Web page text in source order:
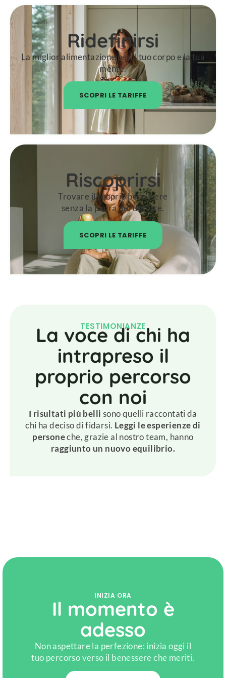
Ridefinirsi
La miglior alimentazione per il tuo corpo e la tua
mente.
SCOPRI LE TARIFFE
Riscoprirsi
Trovare il proprio benessere
senza la paura del dottore.
SCOPRI LE TARIFFE
TESTIMONIANZE
La voce di chi ha
intrapreso il
proprio percorso
con noi
I risultati più belli sono quelli raccontati da
chi ha deciso di fidarsi. Leggi le esperienze di
personeche, grazie al nostro team, hanno
raggiunto un nuovo equilibrio.
INIZIA ORA
Il momento è
adesso
Non aspettare la perfezione: inizia oggi il
tuo percorso verso il benessere che meriti.